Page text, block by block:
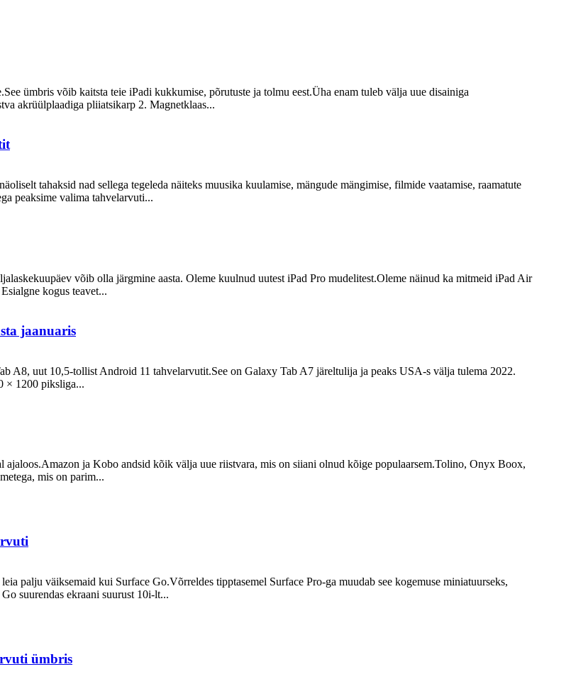
ümbris võib kaitsta teie iPadi kukkumise, põrutuste ja tolmu eest.Üha enam tuleb välja uue disainiga
akrüülplaadiga pliiatsikarp 2. Magnetklaas...
tahaksid nad sellega tegeleda näiteks muusika kuulamise, mängude mängimise, filmide vaatamise, raamatute
peaksime valima tahvelarvuti...
võib olla järgmine aasta. Oleme kuulnud uutest iPad Pro mudelitest.Oleme näinud ka mitmeid iPad Air
kogus teavet...
jaanuaris
A8, uut 10,5-tollist Android 11 tahvelarvutit.See on Galaxy Tab A7 järeltulija ja peaks USA-s välja tulema 2022.
× 1200 piksliga...
ajaloos.Amazon ja Kobo andsid kõik välja uue riistvara, mis on siiani olnud kõige populaarsem.Tolino, Onyx Boox,
mis on parim...
palju väiksemaid kui Surface Go.Võrreldes tipptasemel Surface Pro-ga muudab see kogemuse miniatuurseks,
suurendas ekraani suurust 10i-lt...
ümbris